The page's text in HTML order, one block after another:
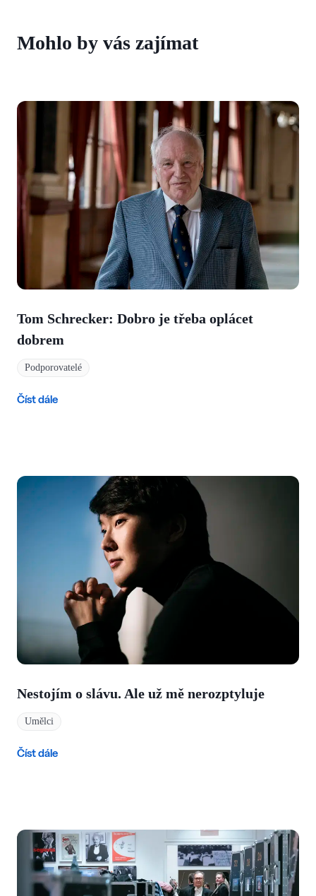
Mohlo by vás zajímat
Tom Schrecker: Dobro je třeba oplácet
dobrem
Podporovatelé
Číst dále
Nestojím o slávu. Ale už mě nerozptyluje
Umělci
Číst dále